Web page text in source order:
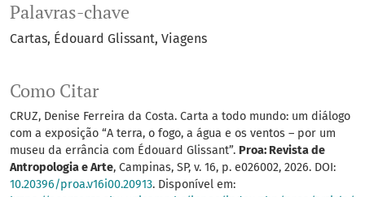
Palavras-chave
Cartas Édouard Glissant Viagens
Como Citar
CRUZ, Denise Ferreira da Costa. Carta a todo mundo: um diálogo
com a exposição “A terra, o fogo, a água e os ventos – por um
museu da errância com Édouard Glissant”. Proa: Revista de
Antropologia e Arte, Campinas, SP, v. 16, p. e026002, 2026. DOI:
10.20396/proa.v16i00.20913. Disponível em: